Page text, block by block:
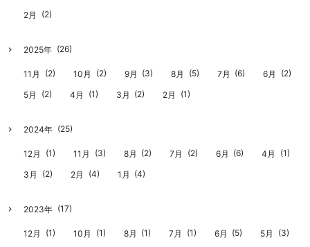
2月 (2)
2025年 (26)
11月 (2) 10月 (2) 9月 (3) 8月 (5) 7月 (6) 6月 (2)
5月 (2) 4月 (1) 3月 (2) 2月 (1)
2024年 (25)
12月 (1) 11月 (3) 8月 (2) 7月 (2) 6月 (6) 4月 (1)
3月 (2) 2月 (4) 1月 (4)
2023年 (17)
12月 (1) 10月 (1) 8月 (1) 7月 (1) 6月 (5) 5月 (3)